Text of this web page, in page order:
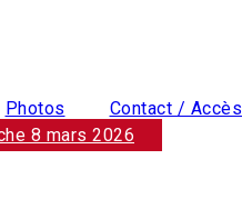
8 mars 2026
Photos Contact / Accès